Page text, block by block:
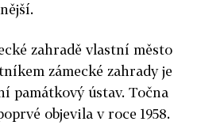
zahradě vlastní město
zámecké zahrady je
památkový ústav. Točna
objevila v roce 1958.